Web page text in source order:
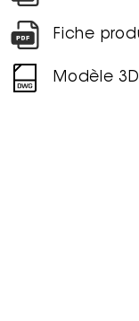
Fiche
Modèle 3D